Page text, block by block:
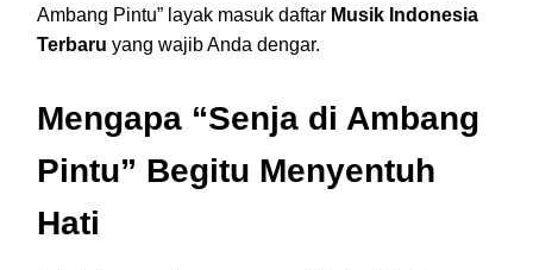
Ambang Pintu” layak masuk daftar Musik Indonesia
Terbaru yang wajib Anda dengar.
Mengapa “Senja di Ambang
Pintu” Begitu Menyentuh
Hati